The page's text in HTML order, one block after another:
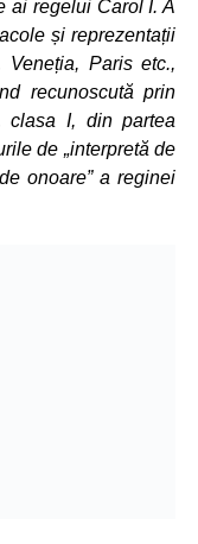
ai regelui Carol I. A
și reprezentații
Paris etc.,
recunoscută prin
clasa I, din partea
de „interpretă de
onoare” a reginei